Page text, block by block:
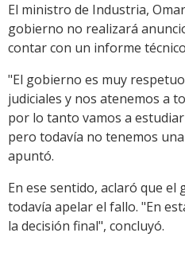
El ministro de Industria,
gobierno no realizará
contar con un informe
"El gobierno es muy
judiciales y nos atenemos a
por lo tanto vamos a
pero todavía no tenemos
apuntó.
En ese sentido, aclaró que
todavía apelar el fallo. "En
la decisión final", concluyó.